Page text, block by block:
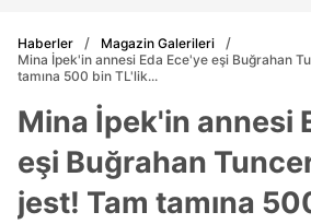
Haberler
Magazin Galerileri
Mina İpek'in annesi Eda Ece'ye eşi Buğrahan
tamına 500 bin TL'lik...
Mina İpek'in annesi
eşi Buğrahan
jest! Tam tamına